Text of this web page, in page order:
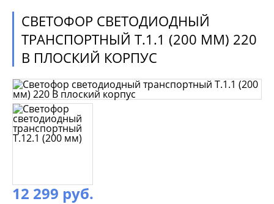
СВЕТОФОР СВЕТОДИОДНЫЙ
ТРАНСПОРТНЫЙ Т.1.1 (200 ММ) 220
В ПЛОСКИЙ КОРПУС
12 299 руб.